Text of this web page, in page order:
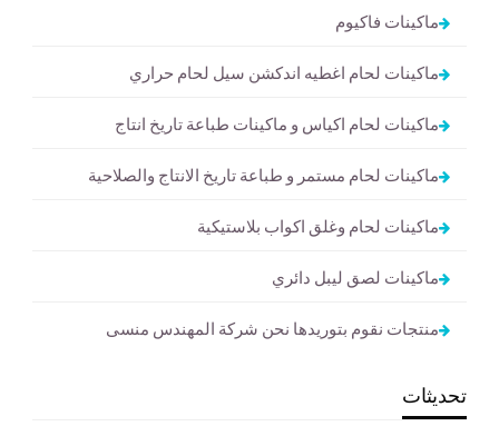
ماكينات فاكيوم
ماكينات لحام اغطيه اندكشن سيل لحام حراري
ماكينات لحام اكياس و ماكينات طباعة تاريخ انتاج
ماكينات لحام مستمر و طباعة تاريخ الانتاج والصلاحية
ماكينات لحام وغلق اكواب بلاستيكية
ماكينات لصق ليبل دائري
منتجات نقوم بتوريدها نحن شركة المهندس منسى
تحديثات